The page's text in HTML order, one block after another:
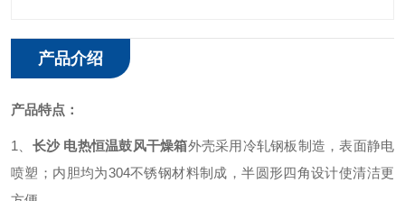
产品介绍
产品特点：
1、 长沙 电热恒温鼓风干燥箱外壳采用冷轧钢板制造，表面静电
喷塑；内胆均为304不锈钢材料制成，半圆形四角设计使清洁更